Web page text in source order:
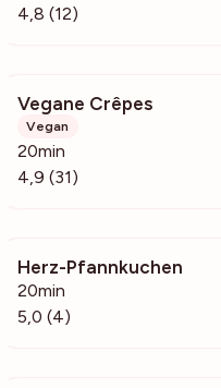
4,8 (12)
Vegane Crêpes
Vegan
20min
4,9 (31)
Herz-Pfannkuchen
20min
5,0 (4)